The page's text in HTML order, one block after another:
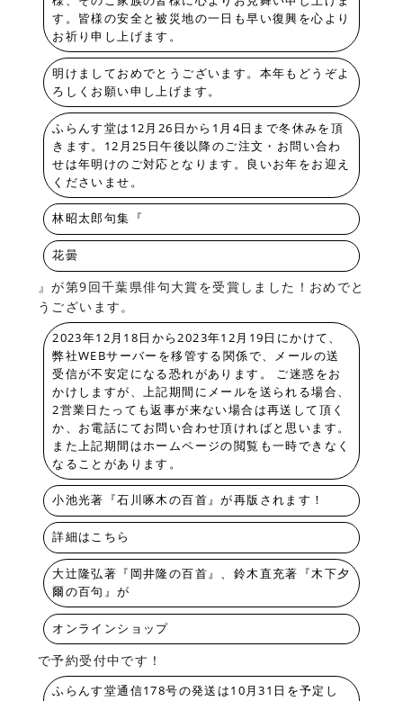
す。皆様の安全と被災地の一日も早い復興を心より
お祈り申し上げます。
明けましておめでとうございます。本年もどうぞよ
ろしくお願い申し上げます。
ふらんす堂は12月26日から1月4日まで冬休みを頂
きます。12月25日午後以降のご注文・お問い合わ
せは年明けのご対応となります。良いお年をお迎え
くださいませ。
林昭太郎句集『
花曇
』が第9回千葉県俳句大賞を受賞しました！おめでと
うございます。
2023年12月18日から2023年12月19日にかけて、
弊社WEBサーバーを移管する関係で、メールの送
受信が不安定になる恐れがあります。 ご迷惑をお
かけしますが、上記期間にメールを送られる場合、
2営業日たっても返事が来ない場合は再送して頂く
か、お電話にてお問い合わせ頂ければと思います。
また上記期間はホームページの閲覧も一時できなく
なることがあります。
小池光著『石川啄木の百首』が再版されます！
詳細はこちら
大辻隆弘著『岡井隆の百首』、鈴木直充著『木下夕
爾の百句』が
オンラインショップ
で予約受付中です！
ふらんす堂通信178号の発送は10月31日を予定し